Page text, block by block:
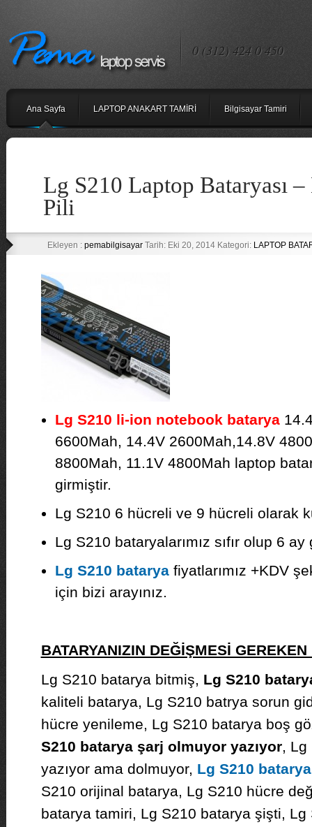
0 (312) 424 0 450
Ana Sayfa LAPTOP ANAKART TAMİRİ Bilgisayar Tamiri
Lg S210 Laptop Bataryası
Pili
Ekleyen : pemabilgisayarTarih: Eki 20, 2014 Kategori: LAPTOP
Lg S210 li-ion notebook batarya
6600Mah, 14.4V 2600Mah,14.8V
8800Mah, 11.1V 4800Mah laptop
girmiştir.
Lg S210 6 hücreli ve 9 hücreli olarak
Lg S210 bataryalarımız sıfır olup 6
Lg S210 bataryafiyatlarımız +KDV
için bizi arayınız.
BATARYANIZIN DEĞİŞMESİ
Lg S210 batarya bitmiş, Lg S210
kaliteli batarya, Lg S210 batrya sorun
hücre yenileme, Lg S210 batarya boş
S210 batarya şarj olmuyor yazıyor, Lg
yazıyor ama dolmuyor, Lg S210
S210 orijinal batarya, Lg S210 hücre
batarya tamiri, Lg S210 batarya şişti, Lg